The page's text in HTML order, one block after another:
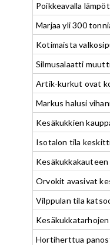
Poikkeavalla
Marjaa yli 300
Kotimaista
Silmusalaatti
Artik-kurkut ovat
Markus halusi
Kesäkukkien
Isotalon tila
Orvokit avasivat
Vilppulan tila
Hortiherttua